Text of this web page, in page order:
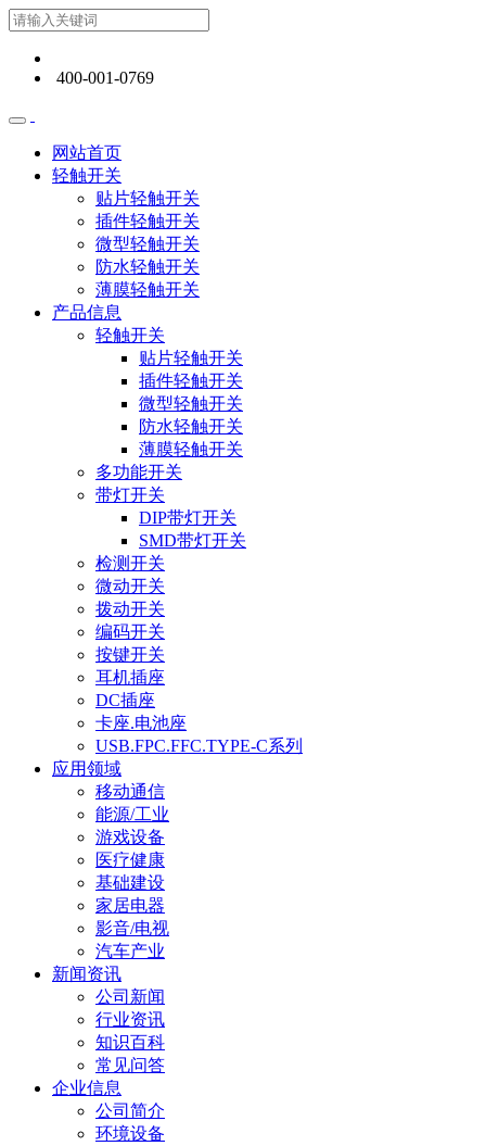
400-001-0769
网站首页
轻触开关
贴片轻触开关
插件轻触开关
微型轻触开关
防水轻触开关
薄膜轻触开关
产品信息
轻触开关
贴片轻触开关
插件轻触开关
微型轻触开关
防水轻触开关
薄膜轻触开关
多功能开关
带灯开关
DIP带灯开关
SMD带灯开关
检测开关
微动开关
拨动开关
编码开关
按键开关
耳机插座
DC插座
卡座.电池座
USB.FPC.FFC.TYPE-C系列
应用领域
移动通信
能源/工业
游戏设备
医疗健康
基础建设
家居电器
影音/电视
汽车产业
新闻资讯
公司新闻
行业资讯
知识百科
常见问答
企业信息
公司简介
环境设备